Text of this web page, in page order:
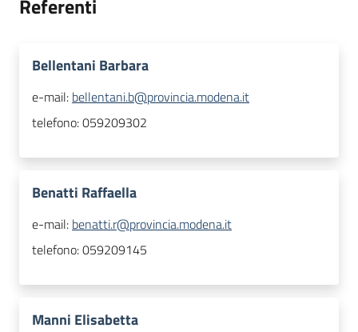
Referenti
Bellentani Barbara
e-mail: bellentani.b@provincia.modena.it
telefono:059209302
Benatti Raffaella
e-mail: benatti.r@provincia.modena.it
telefono:059209145
Manni Elisabetta